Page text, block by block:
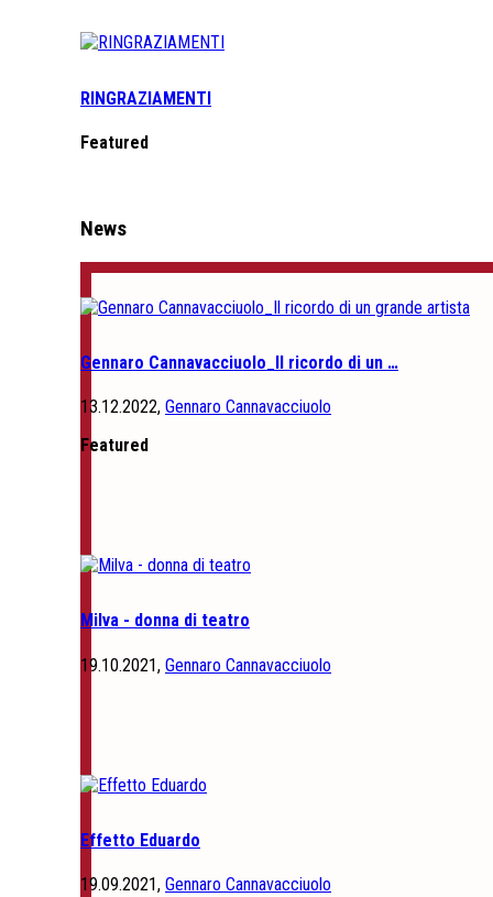
RINGRAZIAMENTI
Featured
News
Gennaro Cannavacciuolo_Il ricordo di un …
13.12.2022, Gennaro Cannavacciuolo
Featured
Milva - donna di teatro
19.10.2021, Gennaro Cannavacciuolo
Effetto Eduardo
19.09.2021, Gennaro Cannavacciuolo